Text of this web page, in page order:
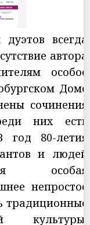
всегда
автора
особое
Доме
сочинения
них есть
год 80-летия
и людей
особая
непростое
культуры,